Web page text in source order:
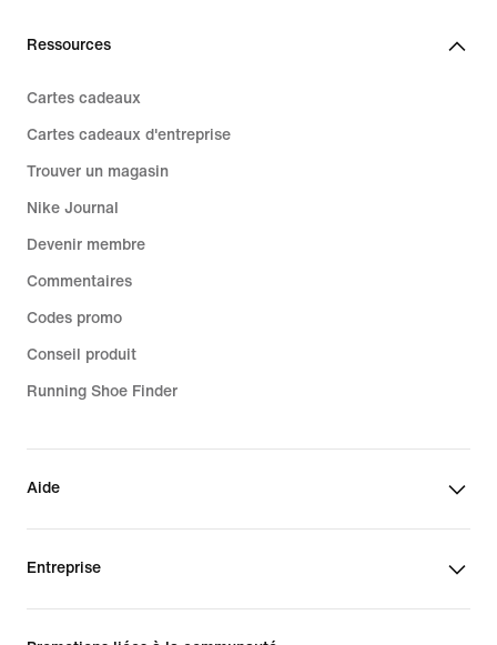
Ressources
Cartes cadeaux
Cartes cadeaux d'entreprise
Trouver un magasin
Nike Journal
Devenir membre
Commentaires
Codes promo
Conseil produit
Running Shoe Finder
Aide
Entreprise